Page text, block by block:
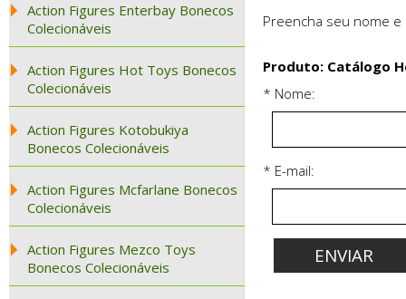
Action Figures Enterbay Bonecos
Colecionáveis
Action Figures Hot Toys Bonecos
Colecionáveis
Action Figures Kotobukiya
Bonecos Colecionáveis
Action Figures Mcfarlane Bonecos
Colecionáveis
Action Figures Mezco Toys
Bonecos Colecionáveis
Preencha seu nome
Produto: Catálogo
* Nome:
* E-mail: